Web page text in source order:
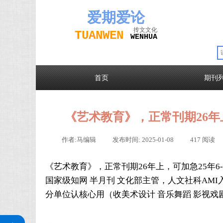
爱期爱论
TUANWEN WENHUA
抟文文化
首页 期刊
《艺术教育》，正常刊期26
作者:马编辑 发布时间: 2025-01-08 417 阅读
《艺术教育》，正常刊期26年上，可加急25年
国家级知网 半月刊 文化部主管，人文社科AMI
分单位认核心用（收美术设计 音乐舞蹈 影视戏
关注公众号